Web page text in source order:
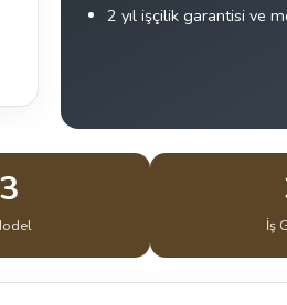
2 yıl işçilik garantisi ve
İş